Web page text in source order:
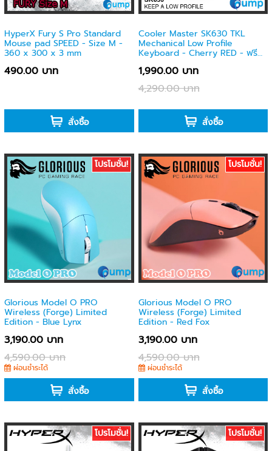
HyperX Fury S Pro Standard
Mouse pad SPEED - Size M -
360 x 300 x 3 mm
490.00 บาท
สั่งซื้อ
Cooler Master SK630 TKL
Mechanical Low Profile
Keyboard - Cherry RED - ฟรี
1,990.00 บาท
4,290.00 บาท
สั่งซื้อ
โปรโมชั่น!
Glorious Model O PRO
Wireless (Forge) Limited
Edition - Blue Lynx
3,190.00 บาท
4,590.00 บาท
ผ่อนชำระได้
สั่งซื้อ
โปรโมชั่น!
Glorious Model O PRO
Wireless (Forge) Limited
Edition - Red Fox
3,190.00 บาท
4,590.00 บาท
ผ่อนชำระได้
สั่งซื้อ
โปรโมชั่น! โปรโมชั่น!